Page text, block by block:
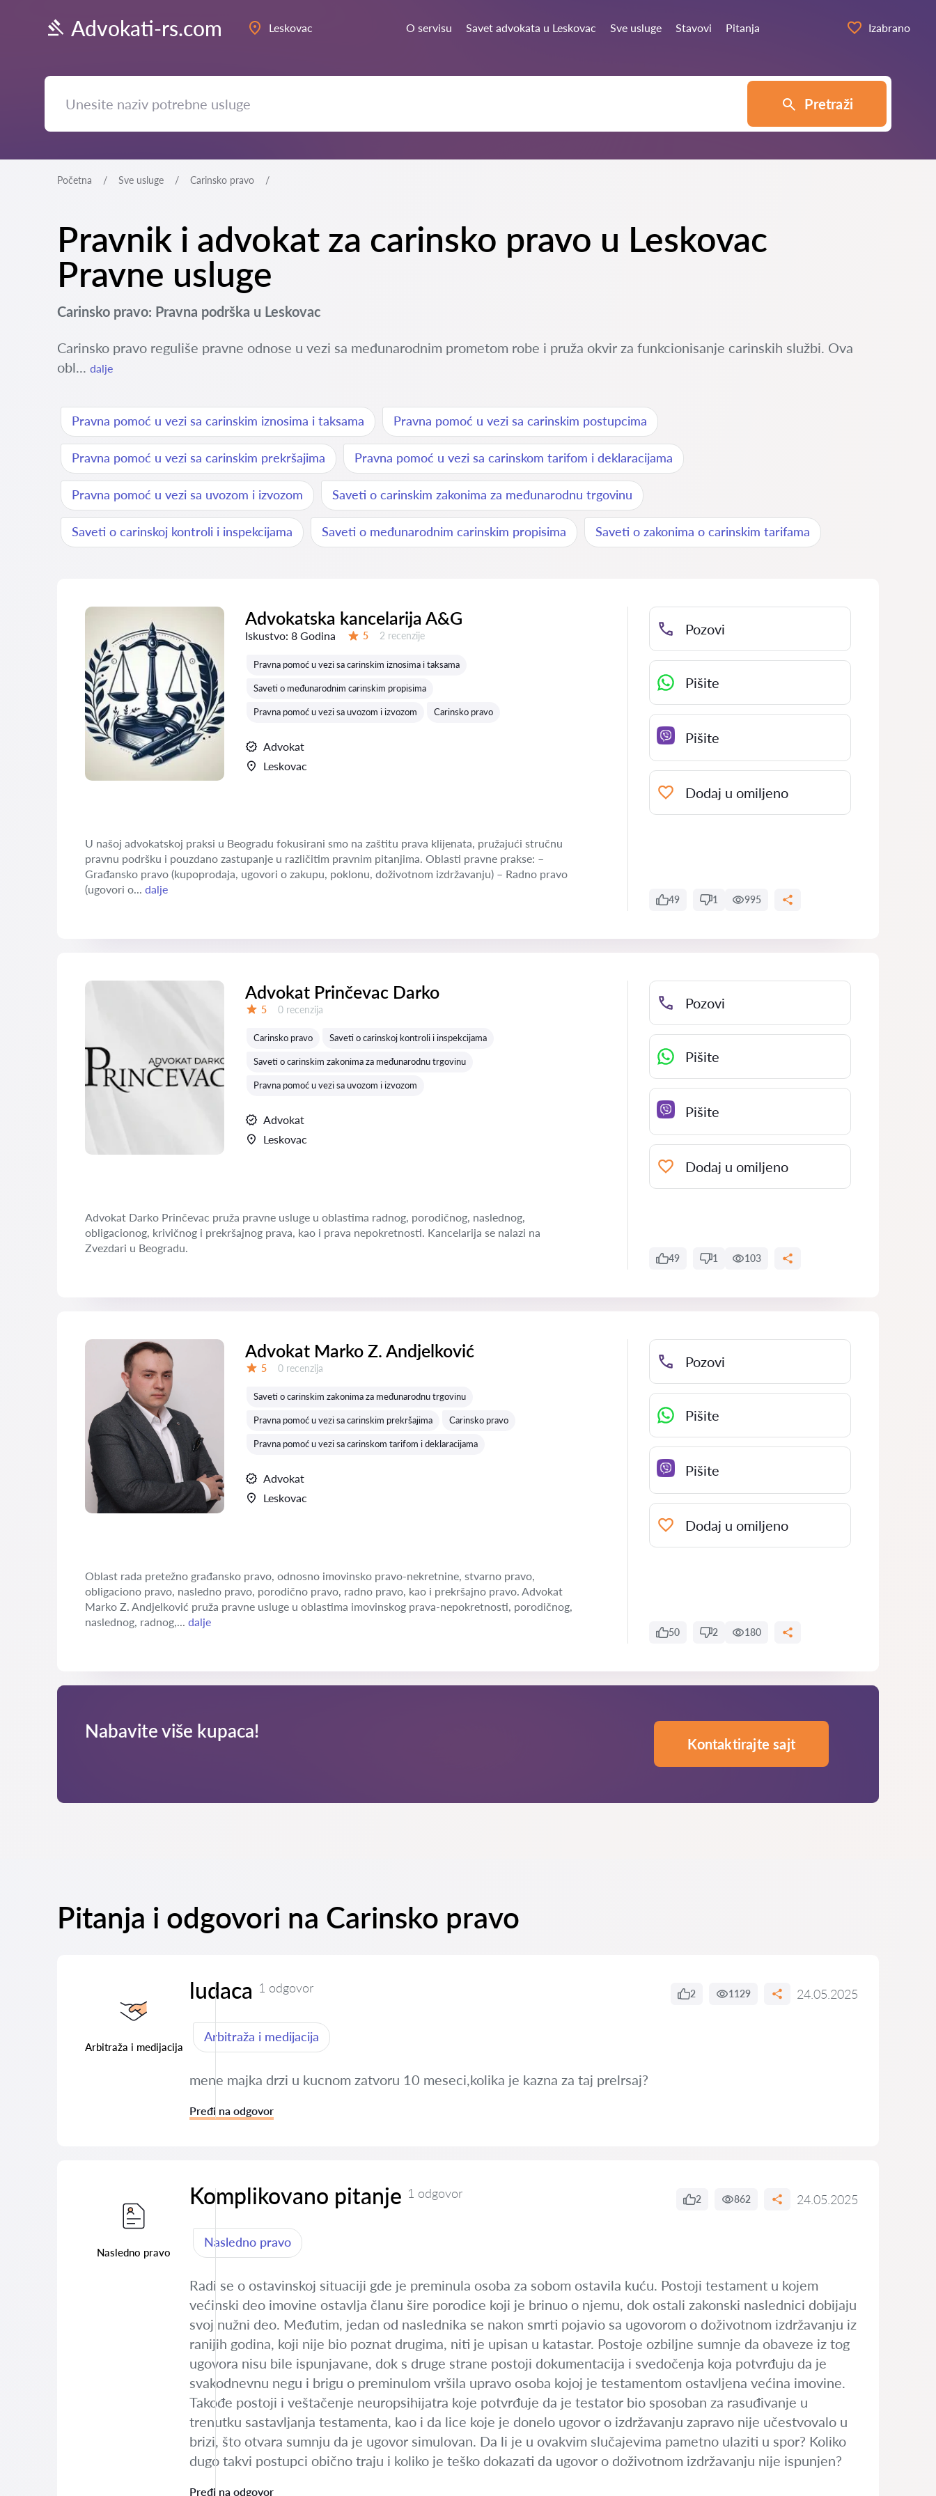
Advokati-rs.com Leskovac O servisu Savet advokata u Leskovac Sve usluge Stavovi Pitanja Izabrano
Pretraži
Početna Sve usluge Carinsko pravo
Pravnik i advokat za carinsko pravo u Leskovac
Pravne usluge
Carinsko pravo: Pravna podrška u Leskovac
Carinsko pravo reguliše pravne odnose u vezi sa međunarodnim prometom robe i pruža okvir za funkcionisanje carinskih službi. Ova
obl... dalje
Pravna pomoć u vezi sa carinskim iznosima i taksama Pravna pomoć u vezi sa carinskim postupcima
Pravna pomoć u vezi sa carinskim prekršajima Pravna pomoć u vezi sa carinskom tarifom i deklaracijama
Pravna pomoć u vezi sa uvozom i izvozom Saveti o carinskim zakonima za međunarodnu trgovinu
Saveti o carinskoj kontroli i inspekcijama Saveti o međunarodnim carinskim propisima Saveti o zakonima o carinskim tarifama
Advokatska kancelarija A&G
Iskustvo: 8 Godina 5 Recenzija:
2 recenzije
Pravna pomoć u vezi sa carinskim iznosima i taksama
Saveti o međunarodnim carinskim propisima
Pravna pomoć u vezi sa uvozom i izvozom Carinsko pravo
Advokat
Leskovac
U našoj advokatskoj praksi u Beogradu fokusirani smo na zaštitu prava klijenata, pružajući stručnu
pravnu podršku i pouzdano zastupanje u različitim pravnim pitanjima. Oblasti pravne prakse: –
Građansko pravo (kupoprodaja, ugovori o zakupu, poklonu, doživotnom izdržavanju) – Radno pravo
(ugovori o... dalje
Pozovi
Pišite
Pišite
Dodaj u omiljeno
49 1 995
Advokat Prinčevac Darko
5 Recenzija:
0 recenzija
Carinsko pravo Saveti o carinskoj kontroli i inspekcijama
Saveti o carinskim zakonima za međunarodnu trgovinu
Pravna pomoć u vezi sa uvozom i izvozom
Advokat
Leskovac
Advokat Darko Prinčevac pruža pravne usluge u oblastima radnog, porodičnog, naslednog,
obligacionog, krivičnog i prekršajnog prava, kao i prava nepokretnosti. Kancelarija se nalazi na
Zvezdari u Beogradu.
Pozovi
Pišite
Pišite
Dodaj u omiljeno
49 1 103
Advokat Marko Z. Andjelković
5 Recenzija:
0 recenzija
Saveti o carinskim zakonima za međunarodnu trgovinu
Pravna pomoć u vezi sa carinskim prekršajima Carinsko pravo
Pravna pomoć u vezi sa carinskom tarifom i deklaracijama
Advokat
Leskovac
Oblast rada pretežno građansko pravo, odnosno imovinsko pravo-nekretnine, stvarno pravo,
obligaciono pravo, nasledno pravo, porodično pravo, radno pravo, kao i prekršajno pravo. Advokat
Marko Z. Andjelković pruža pravne usluge u oblastima imovinskog prava-nepokretnosti, porodičnog,
naslednog, radnog,... dalje
Pozovi
Pišite
Pišite
Dodaj u omiljeno
50 2 180
Nabavite više kupaca!
Kontaktirajte sajt
Pitanja i odgovori na Carinsko pravo
Arbitraža i medijacija
ludaca 1 odgovor 2 1129 24.05.2025
Arbitraža i medijacija
mene majka drzi u kucnom zatvoru 10 meseci,kolika je kazna za taj prelrsaj?
Pređi na odgovor
Nasledno pravo
Komplikovano pitanje 1 odgovor 2 862 24.05.2025
Nasledno pravo
Radi se o ostavinskoj situaciji gde je preminula osoba za sobom ostavila kuću. Postoji testament u kojem
većinski deo imovine ostavlja članu šire porodice koji je brinuo o njemu, dok ostali zakonski naslednici dobijaju
svoj nužni deo. Međutim, jedan od naslednika se nakon smrti pojavio sa ugovorom o doživotnom izdržavanju iz
ranijih godina, koji nije bio poznat drugima, niti je upisan u katastar. Postoje ozbiljne sumnje da obaveze iz tog
ugovora nisu bile ispunjavane, dok s druge strane postoji dokumentacija i svedočenja koja potvrđuju da je
svakodnevnu negu i brigu o preminulom vršila upravo osoba kojoj je testamentom ostavljena većina imovine.
Takođe postoji i veštačenje neuropsihijatra koje potvrđuje da je testator bio sposoban za rasuđivanje u
trenutku sastavljanja testamenta, kao i da lice koje je donelo ugovor o izdržavanju zapravo nije učestvovalo u
brizi, što otvara sumnju da je ugovor simulovan. Da li je u ovakvim slučajevima pametno ulaziti u spor? Koliko
dugo takvi postupci obično traju i koliko je teško dokazati da ugovor o doživotnom izdržavanju nije ispunjen?
Pređi na odgovor